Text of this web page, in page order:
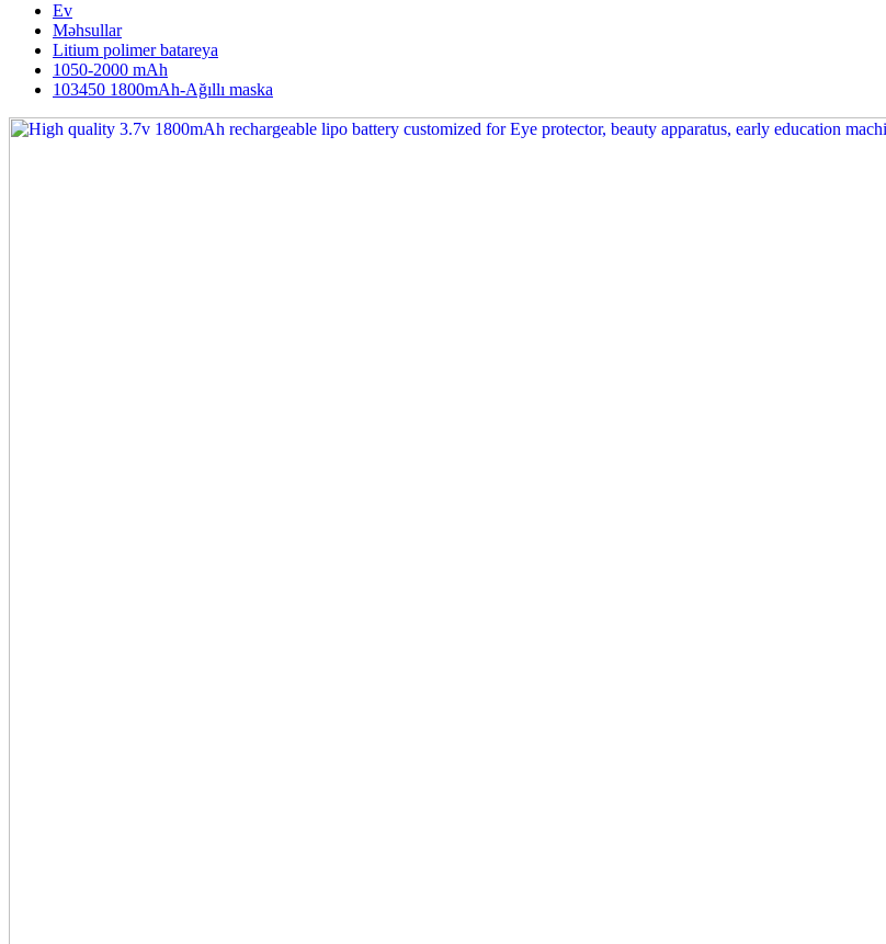
Ev
Məhsullar
Litium polimer batareya
1050-2000 mAh
103450 1800mAh-Ağıllı maska